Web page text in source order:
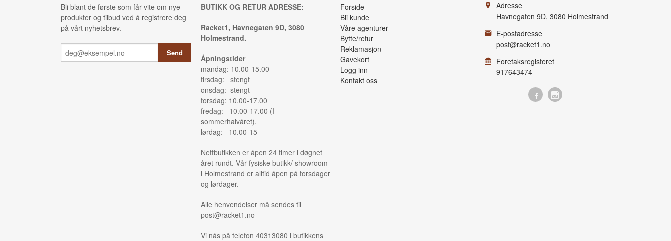
Bli blant de første som får vite om nye
produkter og tilbud ved å registrere deg
på vårt nyhetsbrev.
BUTIKK OG RETUR ADRESSE:
Racket1, Havnegaten 9D, 3080
Holmestrand.
Åpningstider
mandag: 10.00-15.00
tirsdag: stengt
onsdag: stengt
torsdag: 10.00-17.00
fredag: 10.00-17.00 (I
sommerhalvåret).
lørdag: 10.00-15
Nettbutikken er åpen 24 timer i døgnet
året rundt. Vår fysiske butikk/ showroom
i Holmestrand er alltid åpen på torsdager
og lørdager.
Alle henvendelser må sendes til
post@racket1.no
Vi nås på telefon 40313080 i butikkens
Forside
Bli kunde
Våre agenturer
Bytte/retur
Reklamasjon
Gavekort
Logg inn
Kontakt oss
Adresse
Havnegaten 9D, 3080 Holmestrand
E-postadresse
post@racket1.no
Foretaksregisteret
917643474